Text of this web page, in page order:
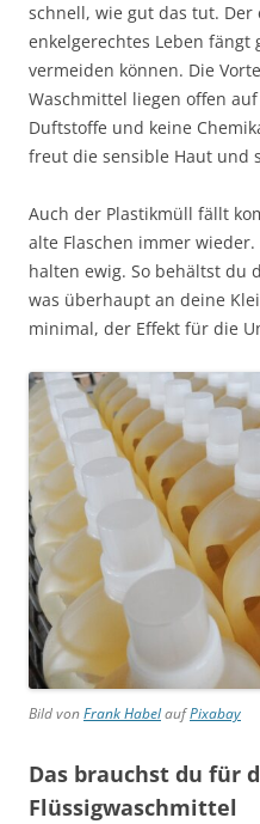
schnell, wie gut das tut. Der
enkelgerechtes Leben
vermeiden können. Die
Waschmittel liegen offen
Duftstoffe und keine
freut die sensible Haut und
Auch der Plastikmüll fällt
alte Flaschen immer
halten ewig. So behältst du
was überhaupt an deine
minimal, der Effekt für die
Bild vonFrank HabelaufPixabay
Das brauchst du für
Flüssigwaschmittel